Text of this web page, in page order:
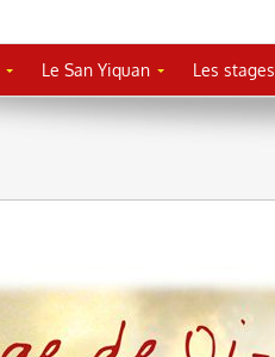
Le San Yiquan Les stages